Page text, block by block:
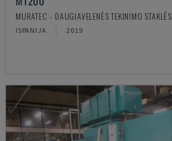
MURATEC - DAUGIAVELENĖS TEKINIMO STAKLĖS
ISPANIJA 2019